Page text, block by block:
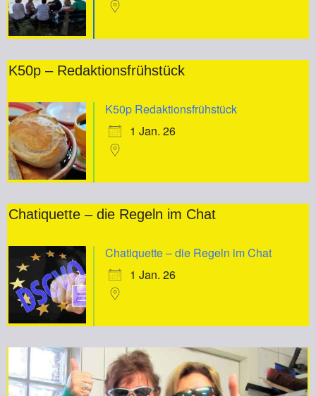
K50p – Redaktionsfrühstück
K50p Redaktionsfrühstück
1 Jan. 26
Chatiquette – die Regeln im Chat
Chatiquette – die Regeln im Chat
1 Jan. 26